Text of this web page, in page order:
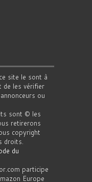
site le sont à
de les vérifier
ou
sont © les
retirerons
copyright
droits.
du
participe
Europe